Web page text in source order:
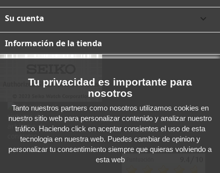
Su cuenta 
Información de la tienda
Tu privacidad es importante para
nosotros
Tanto nuestros partners como nosotros utilizamos cookies en
nuestro sitio web para personalizar contenido y analizar nuestro
tráfico. Haciendo click en aceptar consientes el uso de esta
tecnologia en nuestra web. Puedes cambiar de opinion y
personalizar tu consentimiento siempre que quieras volviendo a
esta web